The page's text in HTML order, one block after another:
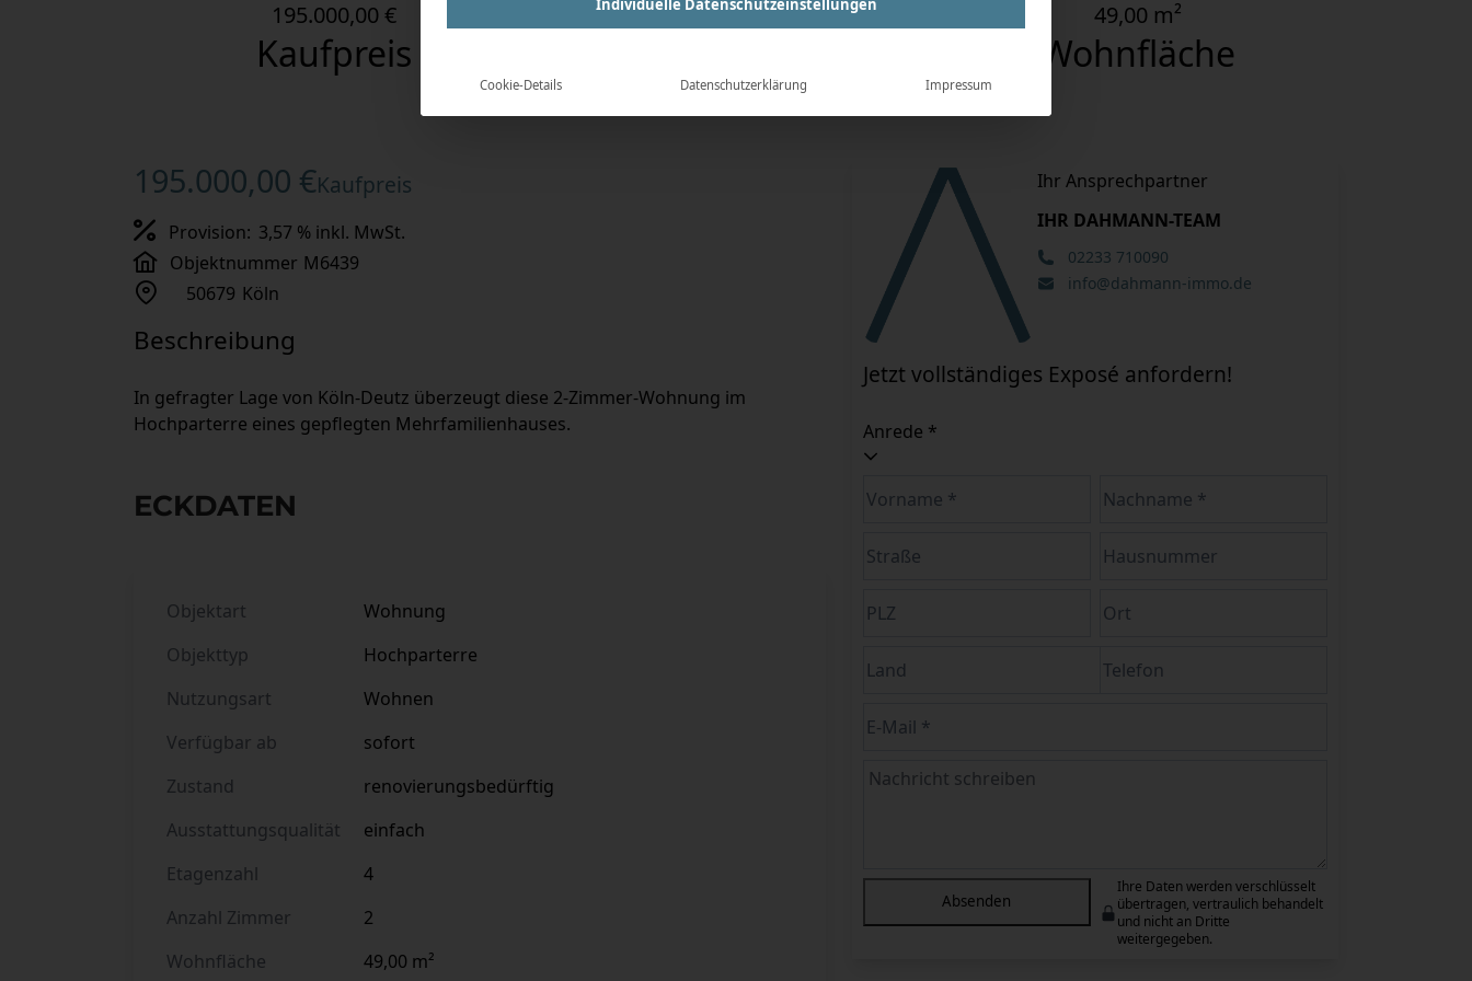
195.000,00 €
Kaufpreis
2 49,00 m²
Wohnfläche
Kaufpreis
195.000,00 €
Provision: 3,57 % inkl. MwSt.
Objektnummer M6439
50679 Köln
Beschreibung
In gefragter Lage von Köln-Deutz überzeugt diese 2-Zimmer-Wohnung im
Hochparterre eines gepflegten Mehrfamilienhauses.
ECKDATEN
Objektart
Wohnung
Objekttyp
Hochparterre
Nutzungsart
Wohnen
Verfügbar ab
sofort
Zustand
renovierungsbedürftig
Ausstattungsqualität
einfach
Etagenzahl
4
Anzahl Zimmer
2
Wohnfläche
49,00 m²
Ihr Ansprechpartner
IHR DAHMANN-TEAM
02233 710090
info@dahmann-immo.de
Jetzt vollständiges Exposé anfordern!
Anrede *
Absenden
Ihre Daten werden verschlüsselt
übertragen, vertraulich behandelt
und nicht an Dritte
weitergegeben.
Individuelle Datenschutzeinstellungen
Cookie-Details Datenschutzerklärung Impressum